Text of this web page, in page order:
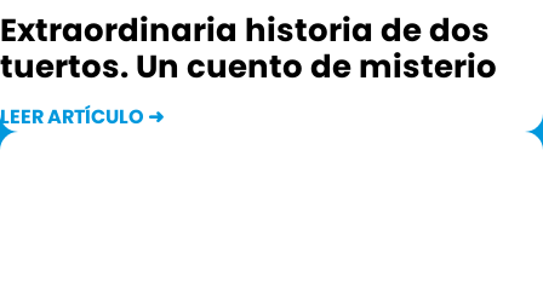
Extraordinaria historia de dos
tuertos. Un cuento de misterio
LEER ARTÍCULO ➜